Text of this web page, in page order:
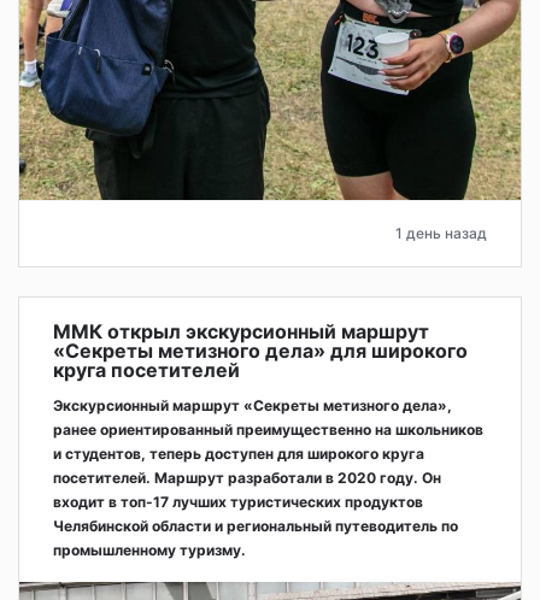
1 день назад
ММК открыл экскурсионный маршрут
«Секреты метизного дела» для широкого
круга посетителей
Экскурсионный маршрут «Секреты метизного дела»,
ранее ориентированный преимущественно на школьников
и студентов, теперь доступен для широкого круга
посетителей. Маршрут разработали в 2020 году. Он
входит в топ-17 лучших туристических продуктов
Челябинской области и региональный путеводитель по
промышленному туризму.